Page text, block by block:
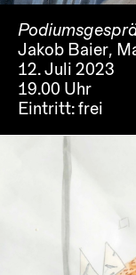
Jakob Baier,
12. Juli 2023
19.00 Uhr
Eintritt:frei